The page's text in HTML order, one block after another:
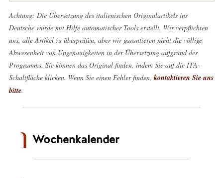
Achtung: Die Übersetzung des italienischen Originalartikels ins
Deutsche wurde mit Hilfe automatischer Tools erstellt. Wir verpflichten
uns, alle Artikel zu überprüfen, aber wir garantieren nicht die völlige
Abwesenheit von Ungenauigkeiten in der Übersetzung aufgrund des
Programms. Sie können das Original finden, indem Sie auf die ITA-
Schaltfläche klicken. Wenn Sie einen Fehler finden, kontaktieren Sie uns
bitte.
Wochenkalender